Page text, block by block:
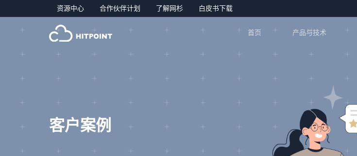
资源中心 合作伙伴计划 了解网杉 白皮书下载
首页 产品与技术
客户案例